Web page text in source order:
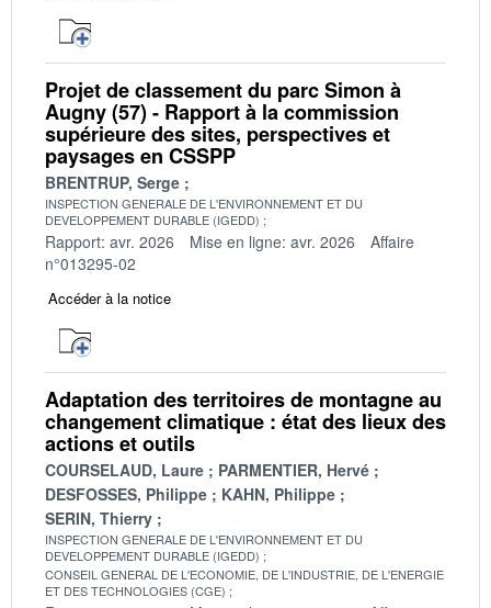
Projet de classement du parc Simon à
Augny (57) - Rapport à la commission
supérieure des sites, perspectives et
paysages en CSSPP
BRENTRUP, Serge
INSPECTION GENERALE DE L'ENVIRONNEMENT ET DU
DEVELOPPEMENT DURABLE (IGEDD)
Rapport: avr. 2026 Mise en ligne: avr. 2026
Affaire
n°013295-02
Accéder à la notice
Adaptation des territoires de montagne au
changement climatique : état des lieux des
actions et outils
COURSELAUD, Laure
PARMENTIER, Hervé
DESFOSSES, Philippe
KAHN, Philippe
SERIN, Thierry
INSPECTION GENERALE DE L'ENVIRONNEMENT ET DU
DEVELOPPEMENT DURABLE (IGEDD)
CONSEIL GENERAL DE L'ECONOMIE, DE L'INDUSTRIE, DE L'ENERGIE
ET DES TECHNOLOGIES (CGE)